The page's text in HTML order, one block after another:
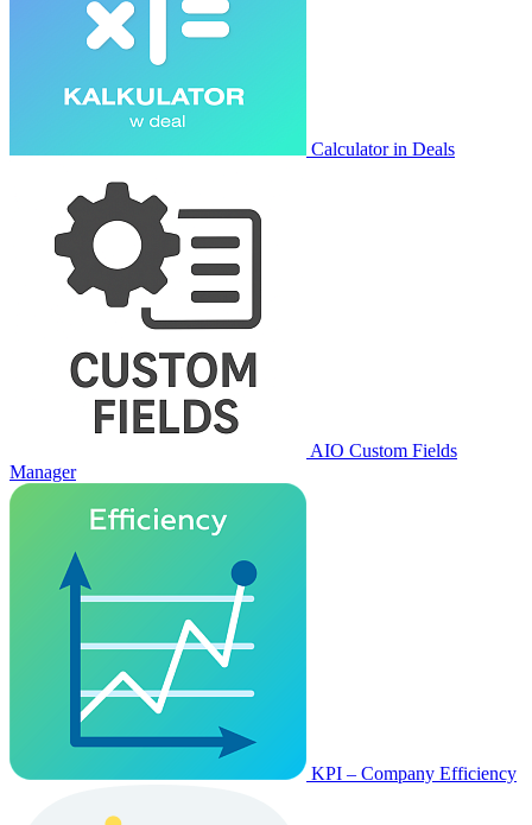
Calculator in Deals
AIO Custom Fields
Manager
KPI – Company Efficiency